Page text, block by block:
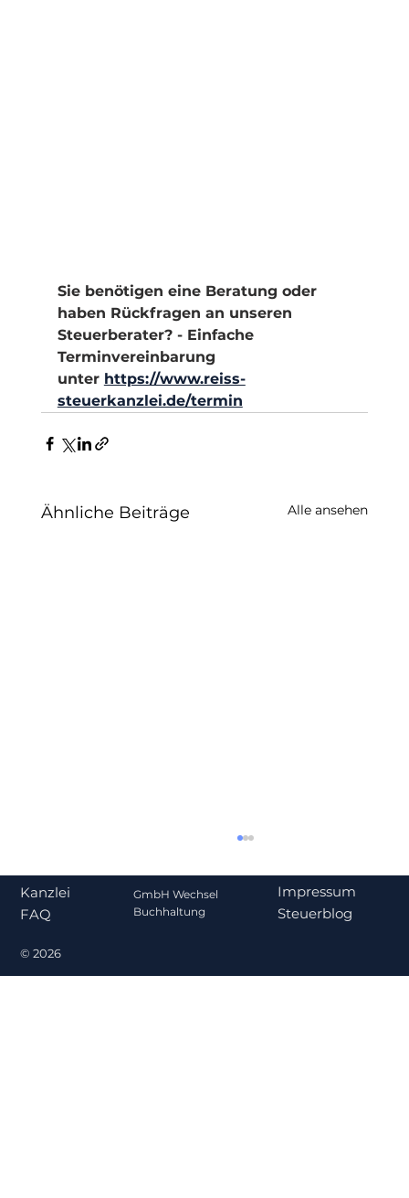
Sie benötigen eine Beratung oder
haben Rückfragen an unseren
Steuerberater? - Einfache
Terminvereinbarung
unter https://www.reiss-
steuerkanzlei.de/termin
Ähnliche Beiträge Alle ansehen
Kanzlei
FAQ
Impressum
Steuerblog
© 2026
GmbH Wechsel
Buchhaltung